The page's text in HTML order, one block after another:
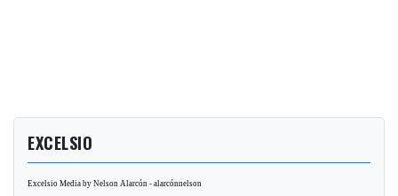
EXCELSIO
Excelsio Media by Nelson Alarcón - alarcónnelson